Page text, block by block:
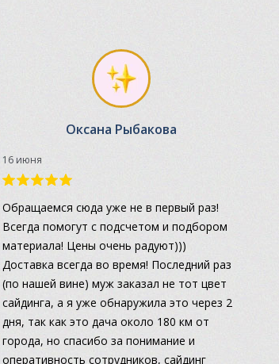
Оксана Рыбакова
16 июня
Обращаемся сюда уже не в первый раз!
Всегда помогут с подсчетом и подбором
материала! Цены очень радуют)))
Доставка всегда во время! Последний раз
(по нашей вине) муж заказал не тот цвет
сайдинга, а я уже обнаружила это через 2
дня, так как это дача около 180 км от
города, но спасибо за понимание и
оперативность сотрудников, сайдинг